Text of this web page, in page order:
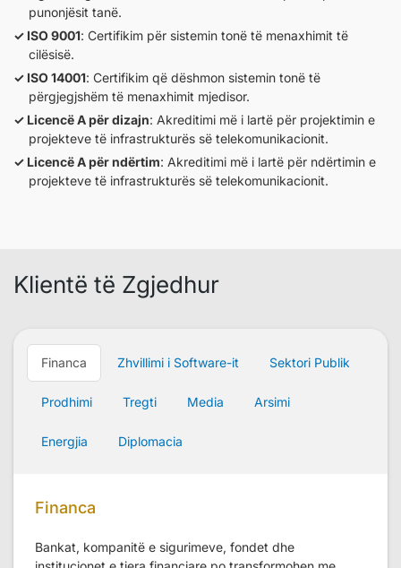
punonjësit tanë.
ISO 9001: Certifikim për sistemin tonë të menaxhimit të
cilësisë.
ISO 14001: Certifikim që dëshmon sistemin tonë të
përgjegjshëm të menaxhimit mjedisor.
Licencë A për dizajn: Akreditimi më i lartë për projektimin e
projekteve të infrastrukturës së telekomunikacionit.
Licencë A për ndërtim: Akreditimi më i lartë për ndërtimin e
projekteve të infrastrukturës së telekomunikacionit.
Klientë të Zgjedhur
Financa Zhvillimi i Software-it Sektori Publik
Prodhimi Tregti Media Arsimi
Energjia Diplomacia
Financa
Bankat, kompanitë e sigurimeve, fondet dhe